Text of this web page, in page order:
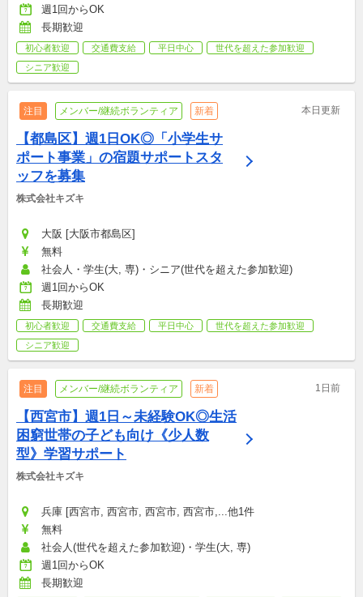
週1回からOK
長期歓迎
初心者歓迎 交通費支給 平日中心
世代を超えた参加歓迎
シニア歓迎
注目 メンバー/継続ボランティア 新着 本日更新
【都島区】週1日OK◎「小学生サ
ポート事業」の宿題サポートスタ
ッフを募集
株式会社キズキ
大阪 [大阪市都島区]
無料
社会人・学生(大, 専)・シニア(世代を超えた参加歓迎)
週1回からOK
長期歓迎
初心者歓迎 交通費支給 平日中心
世代を超えた参加歓迎
シニア歓迎
注目 メンバー/継続ボランティア 新着 1日前
【西宮市】週1日～未経験OK◎生活
困窮世帯の子ども向け《少人数
型》学習サポート
株式会社キズキ
兵庫 [西宮市, 西宮市, 西宮市, 西宮市,...他1件
無料
社会人(世代を超えた参加歓迎)・学生(大, 専)
週1回からOK
長期歓迎